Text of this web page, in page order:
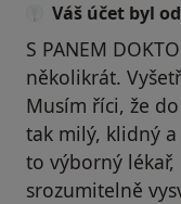
Váš účet byl
S PANEM
několikrát.
Musím říci, že
tak milý, klidný
to výborný
srozumitelně